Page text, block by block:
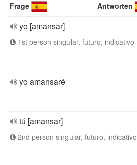
Frage Antworten
yo [amansar]
1st person singular, futuro, indicativo
yo amansaré
tú [amansar]
2nd person singular, futuro, indicativo